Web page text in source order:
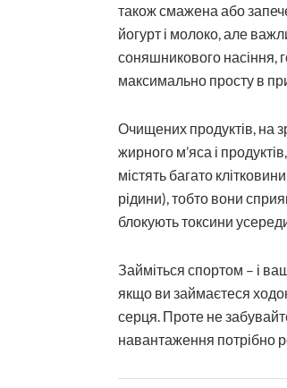
також смажена або
йогурт і молоко, але
соняшникового насіння,
максимально просту в
Очищених продуктів, на
жирного м’яса і
містять багато
рідини), тобто вони
блокують токсини
Займіться спортом – і
якщо ви займаєтеся
серця. Проте не
навантаження потрібно